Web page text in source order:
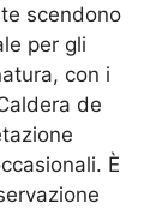
scendono
per gli
con i
de
È